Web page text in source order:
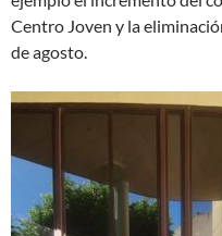
Centro Joven y la
de agosto.